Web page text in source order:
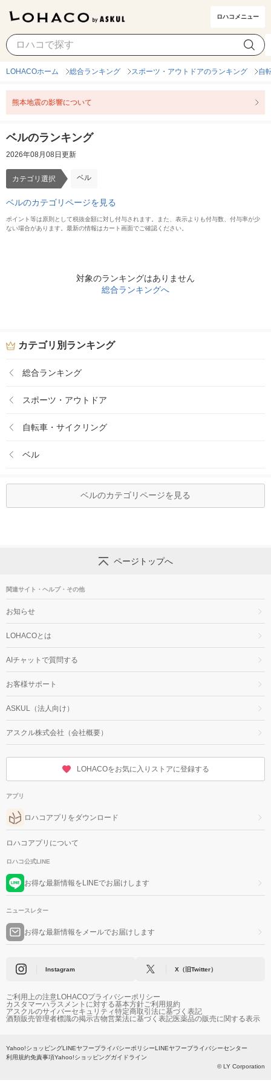
ロハコメニュー
ベル カテゴリ選択
LOHACOホーム 総合ランキング スポーツ・アウトドアのランキング 自
熊本地震の影響について
ベルのランキング
2026年08月08日更新
カテゴリ選択 ベル
ベルのカテゴリページを見る
ポイント等は原則として税抜金額に対し付与されます。また、表示よりも付与数、付与率が少
ない場合があります。最新の情報はカート画面でご確認ください。
対象のランキングはありません
総合ランキングへ
カテゴリ別ランキング
総合ランキング
スポーツ・アウトドア
自転車・サイクリング
ベル
ベルのカテゴリページを見る
ページトップへ
関連サイト・ヘルプ・その他
お知らせ
LOHACOとは
AIチャットで質問する
お客様サポート
ASKUL（法人向け）
アスクル株式会社（会社概要）
LOHACOをお気に入りストアに登録する
アプリ
ロハコアプリをダウンロード
ロハコアプリについて
ロハコ公式LINE
お得な最新情報をLINEでお届けします
ニュースレター
お得な最新情報をメールでお届けします
Instagram X（旧Twitter）
ご利用上の注意LOHACOプライバシーポリシー
カスタマーハラスメントに対する基本方針ご利用規約
アスクルのサイバーセキュリティ特定商取引法に基づく表記
酒類販売管理者標識の掲示古物営業法に基づく表記医薬品の販売に関する表示
Yahoo!ショッピングLINEヤフープライバシーポリシーLINEヤフープライバシーセンター
利用規約免責事項Yahoo!ショッピングガイドライン
© LY Corporation